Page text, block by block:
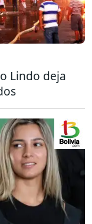
Lindo deja